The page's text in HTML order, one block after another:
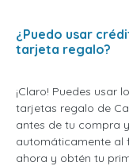
¿Puedo usar
tarjeta regalo?
¡Claro! Puedes usar
tarjetas regalo de
antes de tu compra
automáticamente al
ahora y obtén tu